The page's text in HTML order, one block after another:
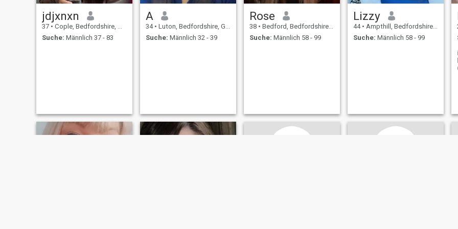
jdjxnxn
37 • Cople, Bedfordshire, Grossbritannien
Suche: Männlich 37 - 83
A
34 • Luton, Bedfordshire, Grossbritannien
Suche: Männlich 32 - 39
Rose
38 • Bedford, Bedfordshire, Grossbritannien
Suche: Männlich 58 - 99
Lizzy
44 • Ampthill, Bedfordshire, Grossbritannien
Suche: Männlich 58 - 99